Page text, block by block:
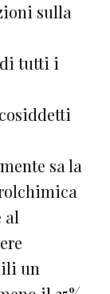
sulla
tutti i
sa la
al
un